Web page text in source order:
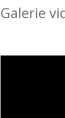
Galerie